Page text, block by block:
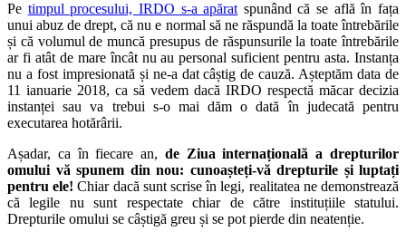
Pe timpul procesului, IRDO s-a apărat spunând că se află în fața
unui abuz de drept, că nu e normal să ne răspundă la toate întrebările
și că volumul de muncă presupus de răspunsurile la toate întrebările
ar fi atât de mare încât nu au personal suficient pentru asta. Instanța
nu a fost impresionată și ne-a dat câștig de cauză. Așteptăm data de
11 ianuarie 2018, ca să vedem dacă IRDO respectă măcar decizia
instanței sau va trebui s-o mai dăm o dată în judecată pentru
executarea hotărârii.
Așadar, ca în fiecare an, de Ziua internațională a drepturilor
omului vă spunem din nou: cunoașteți-vă drepturile și luptați
pentru ele! Chiar dacă sunt scrise în legi, realitatea ne demonstrează
că legile nu sunt respectate chiar de către instituțiile statului.
Drepturile omului se câștigă greu și se pot pierde din neatenție.